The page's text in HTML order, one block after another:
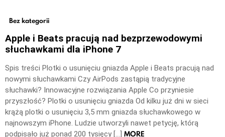
Bez kategorii
Apple i Beats pracują nad bezprzewodowymi
słuchawkami dla iPhone 7
Spis treści Plotki o usunięciu gniazda Apple i Beats pracują nad
nowymi słuchawkami Czy AirPods zastąpią tradycyjne
słuchawki? Innowacyjne rozwiązania Apple Co przyniesie
przyszłość? Plotki o usunięciu gniazda Od kilku już dni w sieci
krążą plotki o usunięciu 3,5 mm gniazda słuchawkowego w
najnowszym iPhone. Ludzie utworzyli nawet petycję, którą
podpisało już ponad 200 tysięcy […] MORE